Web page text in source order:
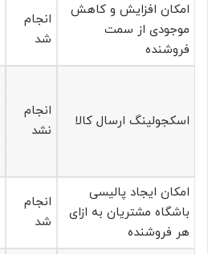
امکان افزایش و کاهش
موجودی از سمت
فروشنده
انجام
شد
اسکجولینگ ارسال کالا
انجام
نشد
امکان ایجاد پالیسی
باشگاه مشتریان به ازای
هر فروشنده
انجام
شد